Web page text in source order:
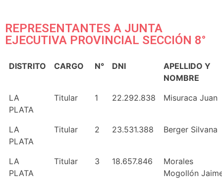
REPRESENTANTES A JUNTA
EJECUTIVA PROVINCIAL SECCIÓN 8°
DISTRITO CARGO N° DNI
APELLIDO Y
NOMBRE
LA
PLATA
Titular 1 22.292.838 Misuraca Juan
LA
PLATA
Titular 2 23.531.388 Berger Silvana
LA
PLATA
Titular 3 18.657.846
Morales
Mogollón